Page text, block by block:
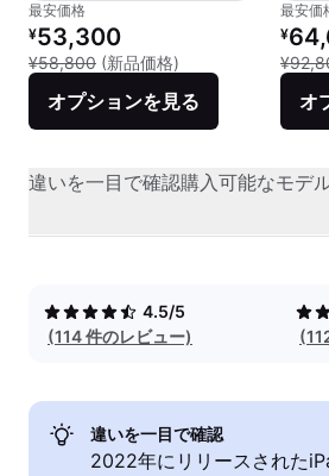
最安価格
リファービッシュ品の価格：
¥53,300
¥58,800 (新品価格) 新品との比較：
オプションを見る
最安価
リフ
¥
オ
違いを一目で確認購入可能なモデ
4.5/5
(114 件のレビュー)
違いを一目で確認
2022年にリリースされた